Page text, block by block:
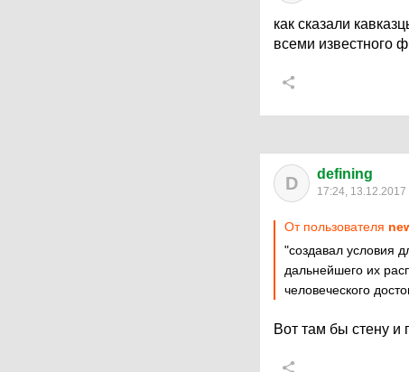
как сказали
всеми известного
D defining
17:24, 13.12.2017
От пользователя
"создавал условия
дальнейшего их
человеческого
Вот там бы стену и